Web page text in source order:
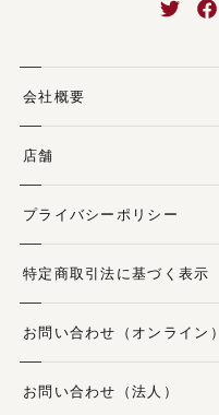
会社概要
店舗
プライバシーポリシー
特定商取引法に基づく表示
お問い合わせ（オンライン）
お問い合わせ（法人）